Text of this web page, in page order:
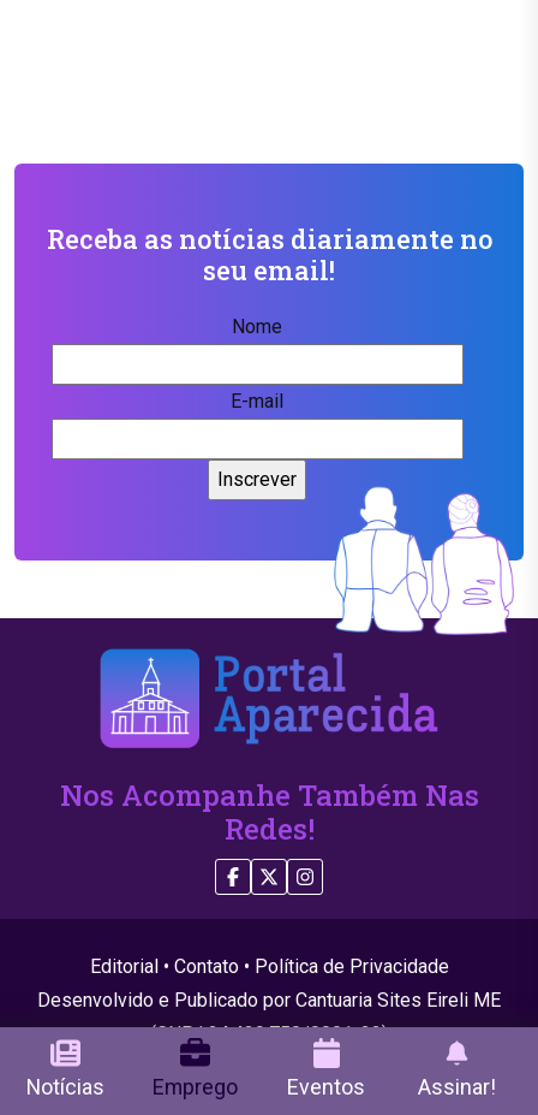
Receba as notícias diariamente no
seu email!
Nome
E-mail
Nos Acompanhe Também Nas
Redes!
Editorial• Contato• Política de Privacidade
Desenvolvido e Publicado por Cantuaria Sites Eireli ME
(CNPJ 24.439.750/0001-22)
© 2026 Todos os direitos reservados
Notícias Emprego Eventos Assinar!